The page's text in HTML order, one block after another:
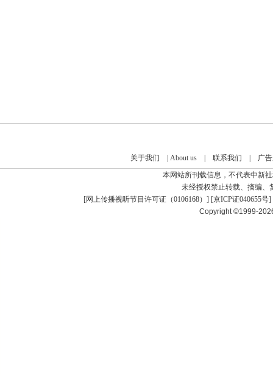
关于我们 About us| 联系我们
广
本网站所刊载信息，不代表中新
未经授权禁止转载、摘编、
[网上传播视听节目许可证（0106168） ] [京ICP证040655号]
Copyright ©1999-